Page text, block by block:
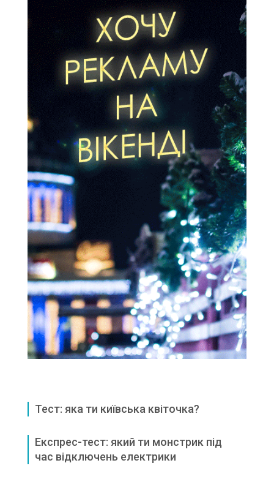
Тест: яка ти київська квіточка?
Експрес-тест: який ти монстрик під
час відключень електрики